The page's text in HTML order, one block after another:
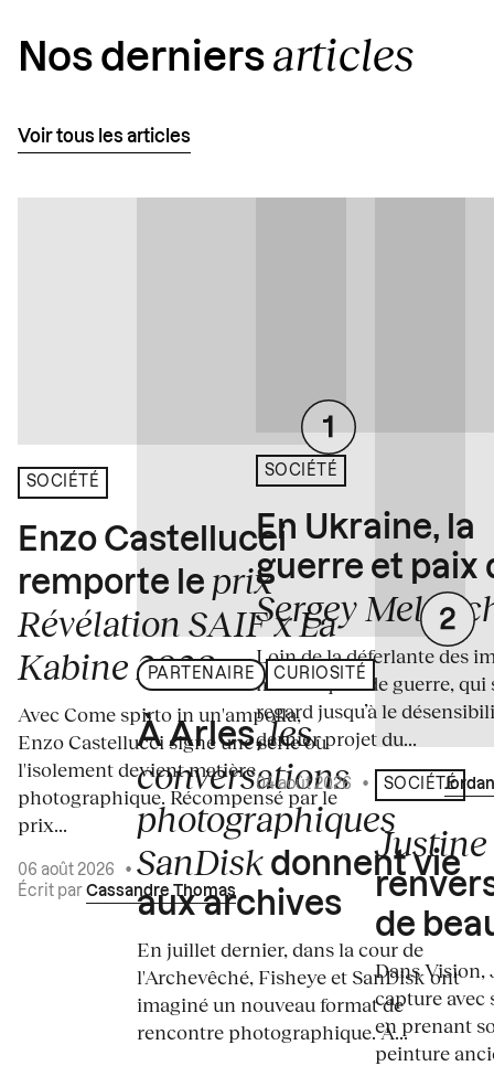
Nos derniers articles
Voir tous les articles
SOCIÉTÉ
Enzo Castellucci
remporte le prix
Révélation SAIF x La
Kabine 2026
Avec Come spirto in un'ampolla,
Enzo Castellucci signe une série où
l'isolement devient matière
photographique. Récompensé par le
prix...
06 août 2026
•
Écrit par Cassandre Thomas
PARTENAIRE CURIOSITÉ
À Arles,les
conversations
photographiques
SanDisk donnent vie
aux archives
En juillet dernier, dans la cour de
l'Archevêché, Fisheye et SanDisk ont
imaginé un nouveau format de
rencontre photographique. À...
SOCIÉTÉ
En Ukraine, la
guerre et paix
Sergey
Loin de la déferlante des
médiatiques de guerre, qui
regard jusqu’à le
dernier projet du...
04 août 2026 • Écrit par
SOCIÉTÉ
de
Dans
capture avec
en prenant
peinture